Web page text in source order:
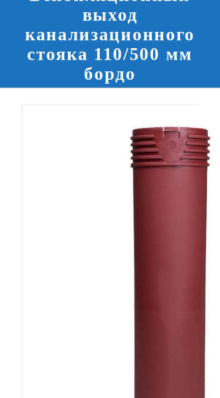
выход
канализационного
стояка 110/500 мм
бордо